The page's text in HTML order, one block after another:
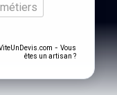
- Vous
êtes un artisan ?